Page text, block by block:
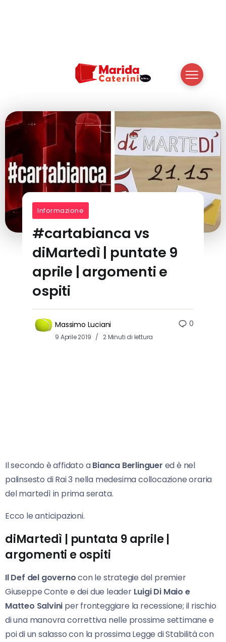
Informazione
#cartabianca vs
diMartedì | puntate 9
aprile | argomenti e
ospiti
Massimo Luciani
9 Aprile 2019 2 Minuti di lettura
0
Il secondo è affidato aBianca Berlinguer ed è nel
palinsesto di Rai 3 nella medesima collocazione oraria
del martedì in prima serata.
Ecco le anticipazioni.
diMartedì | puntata 9 aprile |
argomenti e ospiti
Il Def del governocon le strategie del premier
Giuseppe Conte e dei due leader Luigi Di Maio e
Matteo Salvini per fronteggiare la recessione; il rischio
di una manovra correttiva nelle prossime settimane e
poi di un salasso con la prossima Legge di Stabilità con